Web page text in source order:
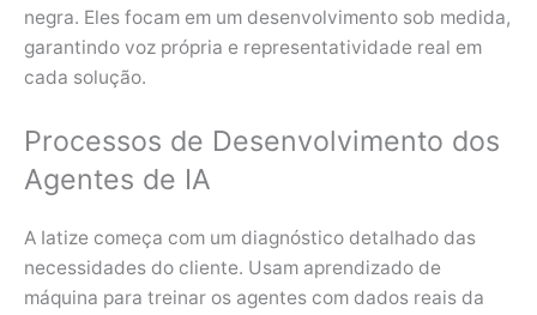
negra. Eles focam em um desenvolvimento sob medida,
garantindo voz própria e representatividade real em
cada solução.
Processos de Desenvolvimento dos
Agentes de IA
A Iatize começa com um diagnóstico detalhado das
necessidades do cliente. Usam aprendizado de
máquina para treinar os agentes com dados reais da